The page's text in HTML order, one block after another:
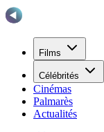
Films
Célébrités
Cinémas
Palmarès
Actualités